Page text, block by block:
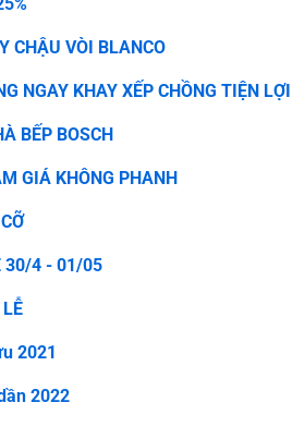
CHẬU VÒI BLANCO
NGAY KHAY XẾP CHỒNG TIỆN LỢI
BẾP BOSCH
GIÁ KHÔNG PHANH
30/4 - 01/05
2021
2022